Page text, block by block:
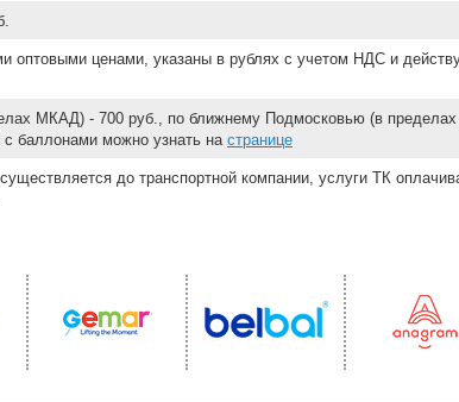
оптовыми ценами, указаны в рублях с учетом НДС и
МКАД) - 700 руб., по ближнему Подмосковью (в пределах
баллонами можно узнать на странице
до транспортной компании, услуги ТК